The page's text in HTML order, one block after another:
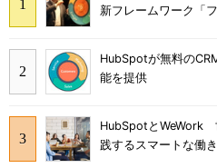
新フレームワーク「
HubSpotが無料の
能を提供
HubSpotとWeWork
践するスマートな働